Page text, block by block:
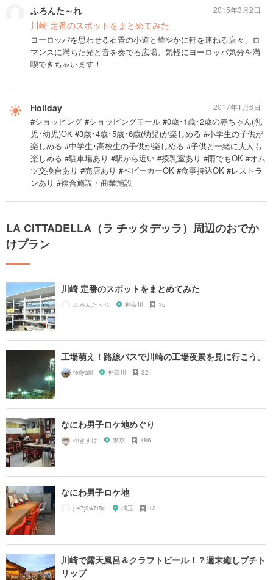
ふろんた～れ
川崎 定番のスポットをまとめてみた
ヨーロッパを思わせる石畳の小道と華やかに軒を連ねる店々、ロ
マンスに満ちた光と音を奏でる広場。気軽にヨーロッパ気分を満
喫できちゃいます！
2015年3月2日
Holiday
#ショッピング #ショッピングモール #0歳･1歳･2歳の赤ちゃん(乳
児･幼児)OK #3歳･4歳･5歳･6歳(幼児)が楽しめる #小学生の子供が
楽しめる #中学生･高校生の子供が楽しめる #子供と一緒に大人も
楽しめる #駐車場あり #駅から近い #授乳室あり #雨でもOK #オム
ツ交換台あり #売店あり #ベビーカーOK #食事持込OK #レストラ
ンあり #複合施設・商業施設
2017年1月6日
LA CITTADELLA（ラ チッタデッラ）周辺のおでか
けプラン
川崎 定番のスポットをまとめてみた
ふろんた～れ 神奈川 16
工場萌え！路線バスで川崎の工場夜景を見に行こう。
teriyaki 神奈川 32
なにわ男子ロケ地めぐり
ゆきすけ 東京 186
なにわ男子ロケ地
p47j9w7r5d 埼玉 12
川崎で露天風呂＆クラフトビール！？週末癒しプチト
リップ